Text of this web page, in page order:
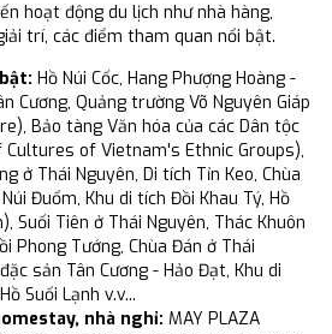
hoạt động du lịch như nhà hàng,
trí, các điểm tham quan nổi bật.
Hồ Núi Cốc, Hang Phượng Hoàng -
Cương, Quảng trường Võ Nguyên Giáp
Bảo tàng Văn hóa của các Dân tộc
of Vietnam's Ethnic Groups),
ở Thái Nguyên, Di tích Tỉn Keo, Chùa
Đuổm, Khu di tích Đồi Khau Tý, Hồ
Suối Tiên ở Thái Nguyên, Thác Khuôn
Phong Tướng, Chùa Đán ở Thái
sản Tân Cương - Hảo Đạt, Khu di
Suối Lạnh v.v...
nhà nghỉ: MAY PLAZA